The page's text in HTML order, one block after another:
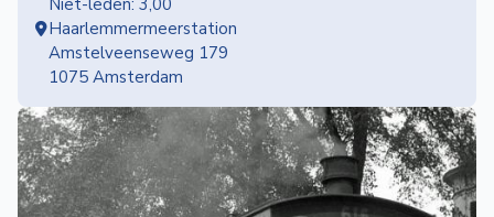
NVBS Actueel
Afdelingen
Excursies
Actueel
Niet-leden: 3,00
Haarlemmermeerstation
Amstelveenseweg 179
1075 Amsterdam